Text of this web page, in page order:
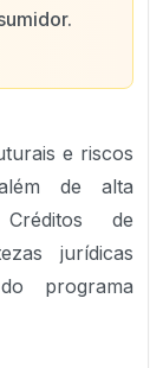
e riscos
de alta
de
jurídicas
programa